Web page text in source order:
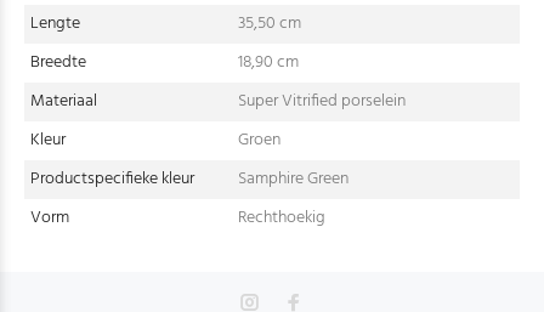
Lengte
35,50 cm
Breedte
18,90 cm
Materiaal
Super Vitrified porselein
Kleur
Groen
Productspecifieke kleur
Samphire Green
Vorm
Rechthoekig